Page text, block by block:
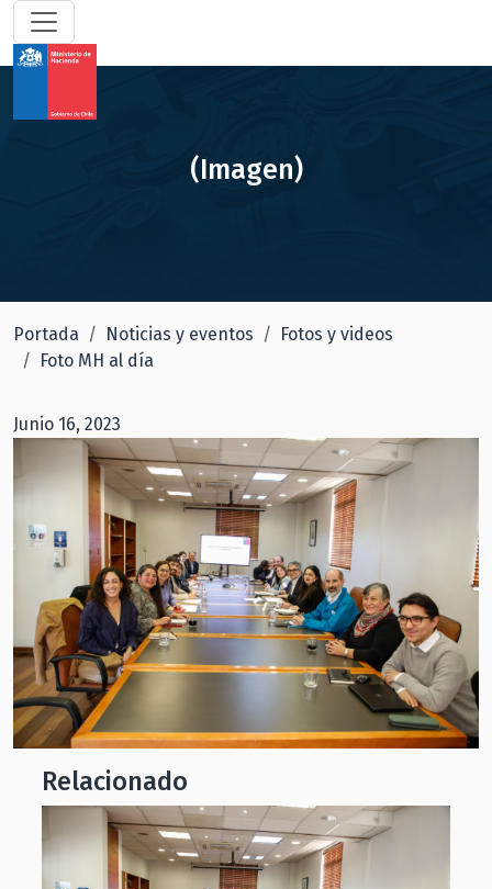
(Imagen)
Portada Noticias y eventos
Fotos y videos
Foto MH al día
Junio 16, 2023
Relacionado